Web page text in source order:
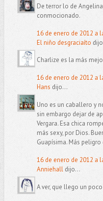
De terror lo de
conmocionado.
16 de enero de 2012 a
El niño desgraciaíto
Charlize es la más
16 de enero de 2012 a
Hans dijo...
Uno es un caballero y
sin embargo dejar de
Vergara. Esa chica
más sexy, por Dios.
Guapísima. Más
16 de enero de 2012 a
Anniehalldijo...
A ver, que llego un